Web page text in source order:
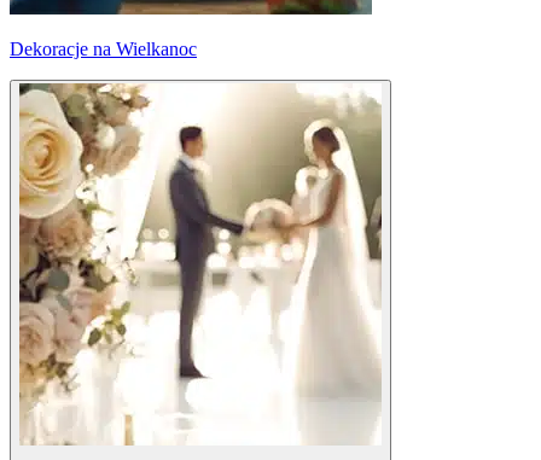
Dekoracje na Wielkanoc